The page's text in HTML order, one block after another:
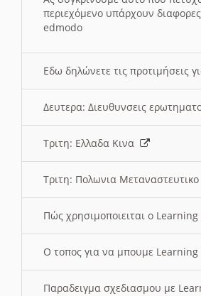
περιεχόμενο υπάρχουν
edmodo
Εδω δηλώνετε τις προτιμήσεις
Δευτερα: Διευθυνσεις
Τριτη: Ελλαδα Κινα
Τριτη: Πολωνια Μεταναστευτικο
Πώς χρησιμοποιειται ο
O τοπος για να μπουμε
Παραδειγμα σχεδιασμου με